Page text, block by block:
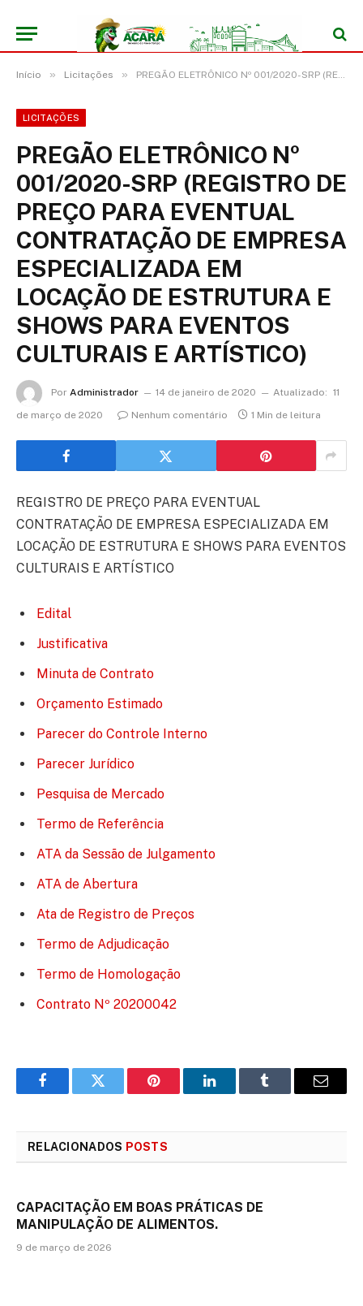
Início » Licitações » PREGÃO ELETRÔNICO Nº 001/2020-SRP (REGISTRO DE PREÇO PARA EVENTUAL CONTRATAÇÃO DE EMPRESA ESPECIALIZADA EM LOCAÇÃO DE ESTRUTURA E SHOWS PARA EVENTOS CULTURAIS E ARTÍSTICO)
LICITAÇÕES
PREGÃO ELETRÔNICO Nº
001/2020-SRP (REGISTRO DE
PREÇO PARA EVENTUAL
CONTRATAÇÃO DE EMPRESA
ESPECIALIZADA EM
LOCAÇÃO DE ESTRUTURA E
SHOWS PARA EVENTOS
CULTURAIS E ARTÍSTICO)
Por Administrador 14 de janeiro de 2020 Atualizado: 11
de março de 2020
Nenhum comentário 1 Min de leitura
REGISTRO DE PREÇO PARA EVENTUAL
CONTRATAÇÃO DE EMPRESA ESPECIALIZADA EM
LOCAÇÃO DE ESTRUTURA E SHOWS PARA EVENTOS
CULTURAIS E ARTÍSTICO
Edital
Justificativa
Minuta de Contrato
Orçamento Estimado
Parecer do Controle Interno
Parecer Jurídico
Pesquisa de Mercado
Termo de Referência
ATA da Sessão de Julgamento
ATA de Abertura
Ata de Registro de Preços
Termo de Adjudicação
Termo de Homologação
Contrato Nº 20200042
FacebookTwitter Pinterest LinkedInTumblr
E-
RELACIONADOS POSTS
CAPACITAÇÃO EM BOAS PRÁTICAS DE
MANIPULAÇÃO DE ALIMENTOS.
9 de março de 2026